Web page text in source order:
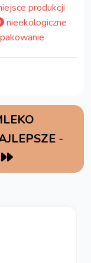
produkcji
nieekologiczne
-